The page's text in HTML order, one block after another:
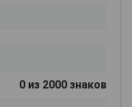
0 из 2000 знаков